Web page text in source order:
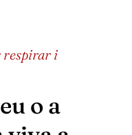
respirar i
o a